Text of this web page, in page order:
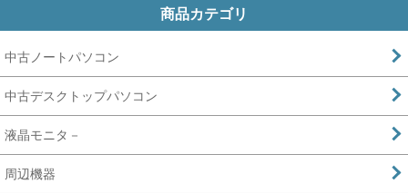
商品カテゴリ
中古ノートパソコン
中古デスクトップパソコン
液晶モニタ－
周辺機器